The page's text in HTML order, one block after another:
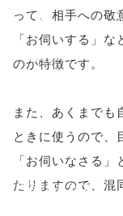
height=450,
menubar=no,
scrollbars=yes'
); return
false;"> シェア
って、相手への敬
「お伺いする」
のが特徴です。
また、あくまでも
ときに使うので、
「お伺いなさる
たりますので、混